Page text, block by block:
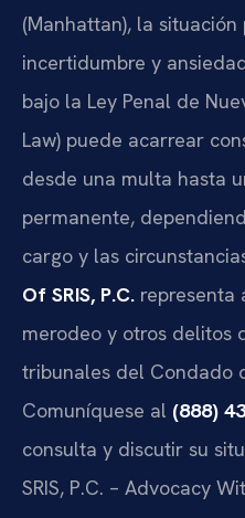
(Manhattan), la
incertidumbre y
bajo la Ley Penal de
Law) puede acarrear
desde una multa hasta
permanente,
cargo y las
Of SRIS, P.C. representa
merodeo y otros delitos
tribunales del Condado
Comuníquese al (888)
consulta y discutir su
SRIS, P.C. – Advocacy